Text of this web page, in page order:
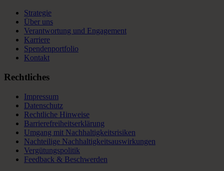
Strategie
Über uns
Verantwortung und Engagement
Karriere
Spendenportfolio
Kontakt
Rechtliches
Impressum
Datenschutz
Rechtliche Hinweise
Barrierefreiheitserklärung
Umgang mit Nachhaltigkeitsrisiken
Nachteilige Nachhaltigkeitsauswirkungen
Vergütungspolitik
Feedback & Beschwerden